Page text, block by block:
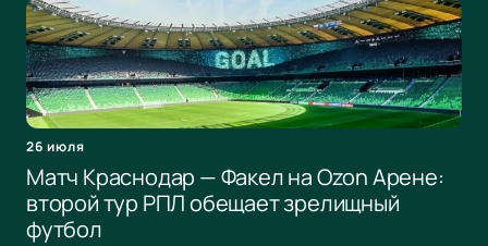
26 июля
Матч Краснодар — Факел на Ozon Арене:
второй тур РПЛ обещает зрелищный
футбол